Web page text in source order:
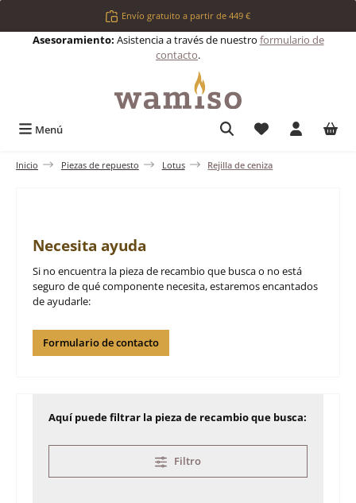
Saltar al contenido principalEnvío gratuito a partir de 449 €
Asesoramiento: Asistencia a través de nuestro formulario de
contacto.
Menú Tienes 0
Inicio Piezas de repuesto Lotus Rejilla de ceniza
Necesita ayuda
Si no encuentra la pieza de recambio que busca o no está
seguro de qué componente necesita, estaremos encantados
de ayudarle:
Formulario de contacto
Aquí puede filtrar la pieza de recambio que busca:
Filtro